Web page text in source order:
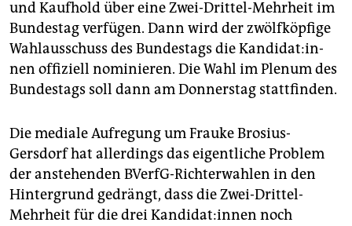
und Kaufhold über eine Zwei-Drittel-Mehrheit im
Bundestag verfügen. Dann wird der zwölfköpfige
Wahlausschuss des Bundestags die Kan­di­da­t:in­
nen offiziell nominieren. Die Wahl im Plenum des
Bundestags soll dann am Donnerstag stattfinden.
Die mediale Aufregung um Frauke Brosius-
Gersdorf hat allerdings das eigentliche Problem
der anstehenden BVerfG-Richterwahlen in den
Hintergrund gedrängt, dass die Zwei-Drittel-
Mehrheit für die drei Kan­di­da­t:in­nen noch